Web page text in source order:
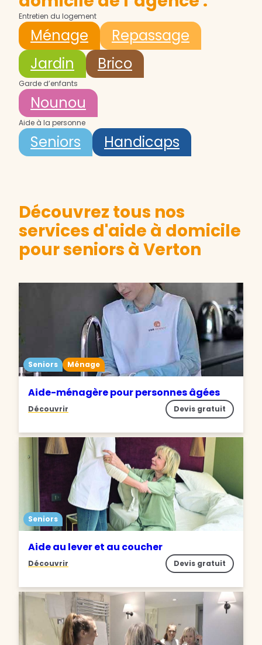
Entretien du logement
Ménage
Repassage
Jardin
Brico
Garde d’enfants
Nounou
Aide à la personne
Seniors Handicaps
Découvrez tous nos
services d'aide à domicile
pour seniors à Verton
Seniors Ménage
Aide-ménagère pour personnes âgées
Découvrir Devis gratuit
Seniors
Aide au lever et au coucher
Découvrir Devis gratuit